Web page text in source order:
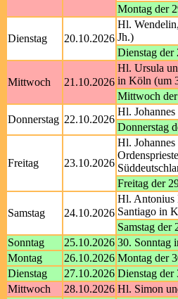
Montag der
Dienstag 20.10.2026
Hl.
Jh.)
Dienstag der
Mittwoch 21.10.2026
Hl. Ursula
in Köln (um
Mittwoch der
Donnerstag 22.10.2026
Hl.
Donnerstag
Freitag 23.10.2026
Hl.
Freitag der
Samstag 24.10.2026
Hl. Antonius
Santiago in
Samstag der
Sonntag
25.10.2026 30. Sonntag
Montag
26.10.2026 Montag der
Dienstag
27.10.2026 Dienstag der
Mittwoch
28.10.2026 Hl. Simon